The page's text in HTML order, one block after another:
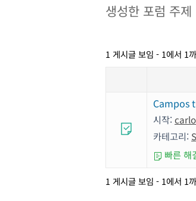
생성한 포럼 주제
1 게시글 보임 - 1에서 1
Campos
시작:
카테고리:
빠른 해
1 게시글 보임 - 1에서 1